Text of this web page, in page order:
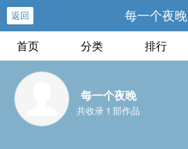
返回 每一个夜晚
首页 分类 排行
每一个夜晚
共收录 1 部作品